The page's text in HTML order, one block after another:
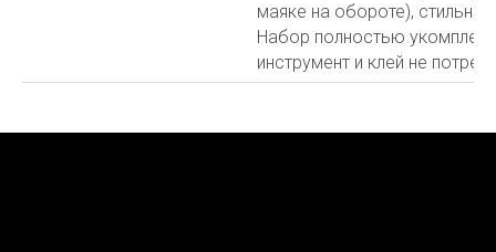
маяке на обороте),
Набор полностью
инструмент и клей не